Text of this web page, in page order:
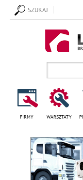
SZUKAJ
FIRMY WARSZTATY